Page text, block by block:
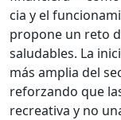
cia y el
pro­pone un reto
salud­ables. La
más amplia del
reforzan­do que
recre­ati­va y no